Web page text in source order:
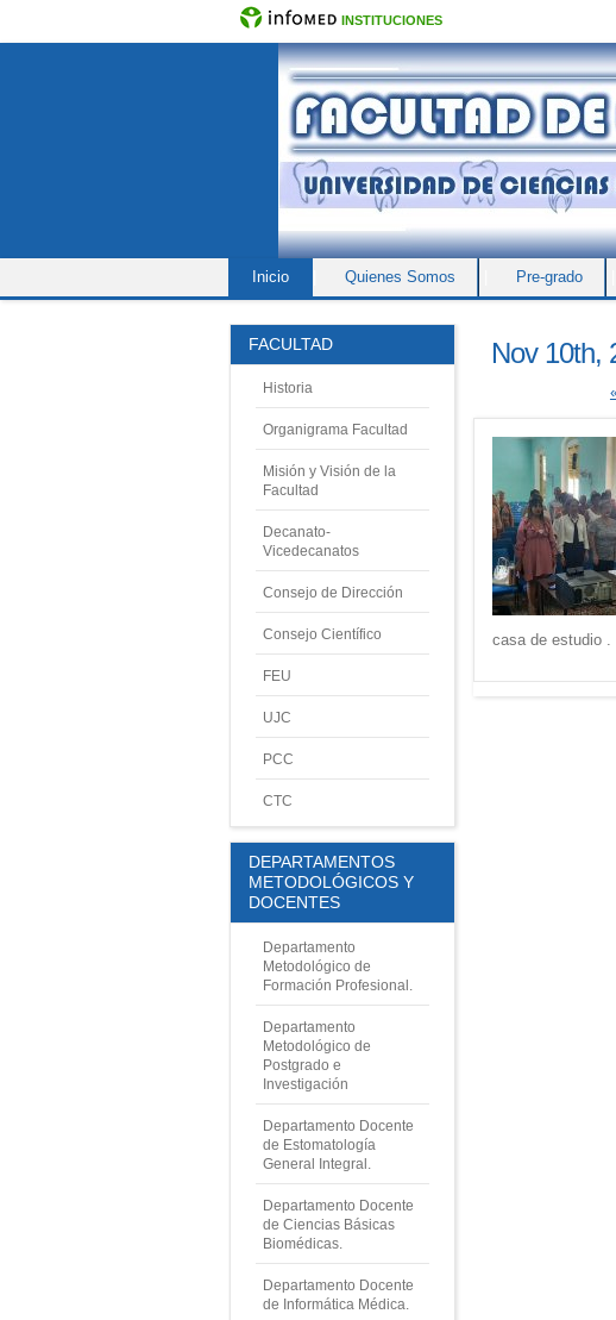
INSTITUCIONES
Inicio Quienes Somos Pre-grado
Nov 10th,
casa de estudio .
FACULTAD
Historia
Organigrama Facultad
Misión y Visión de la
Facultad
Decanato-
Vicedecanatos
Consejo de Dirección
Consejo Científico
FEU
UJC
PCC
CTC
DEPARTAMENTOS
METODOLÓGICOS Y
DOCENTES
Departamento
Metodológico de
Formación Profesional.
Departamento
Metodológico de
Postgrado e
Investigación
Departamento Docente
de Estomatología
General Integral.
Departamento Docente
de Ciencias Básicas
Biomédicas.
Departamento Docente
de Informática Médica.